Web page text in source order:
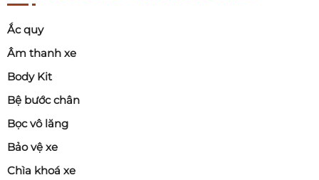
Ắc quy
Âm thanh xe
Body Kit
Bệ bước chân
Bọc vô lăng
Bảo vệ xe
Chìa khoá xe